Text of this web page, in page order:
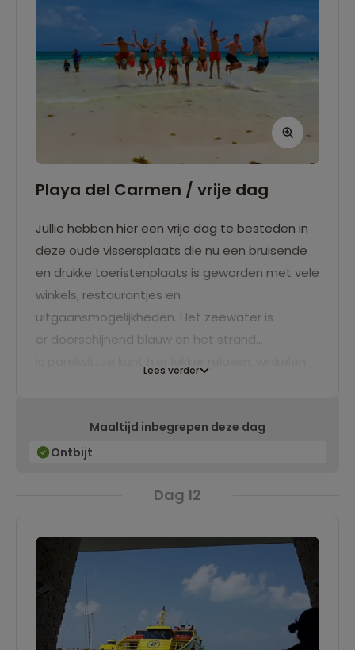
Playa del Carmen / vrije dag
Jullie hebben hier een vrije dag te besteden in
deze oude vissersplaats die nu een bruisende
en drukke toeristenplaats is geworden met vele
winkels, restaurantjes en
uitgaansmogelijkheden. Het zeewater is
er doorschijnend blauw en het strand
Lees verder
Maaltijd inbegrepen deze dag
Ontbijt
Dag 12